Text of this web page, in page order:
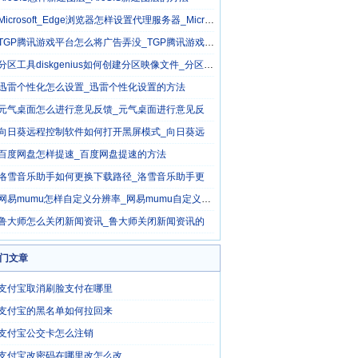
Microsoft_Edge浏览器怎样设置代理服务器_Microsoft_
TGP腾讯游戏平台怎么将广告弄没_TGP腾讯游戏平台
分区工具diskgenius如何创建分区映像文件_分区工具
雷个性化怎么设置_迅雷个性化设置的方法
气桌面怎么进行意见反馈_元气桌面进行意见反
日葵远程控制软件如何打开黑屏模式_向日葵远
度网盘怎样提速_百度网盘提速的方法
雪音乐助手如何更换下载路径_洛雪音乐助手更
网易mumu怎样自定义分辨率_网易mumu自定义分辨率
大师怎么关闭新闻资讯_鲁大师关闭新闻资讯的
文章
付宝取消刷脸支付在哪里
付宝的黑名单如何拉回来
付宝公交卡怎么注销
付宝改密码在哪里改怎么改